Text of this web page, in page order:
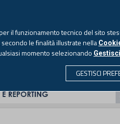
2026 -Aggiornato alle 6.00
ECONOMIA &
il funzionamento tecnico del sito
le finalità illustrate nella
momento selezionando
GESTISCI